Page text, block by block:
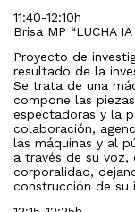
11:40-12:10h
Brisa MP “LUCHA IA
Proyecto de
resultado de la
Se trata de una
compone las
espectadoras y la
colaboración,
las máquinas y al
a través de su
corporalidad,
construcción de su